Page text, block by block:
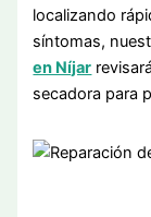
localizando
síntomas,
en Níjar
secadora para